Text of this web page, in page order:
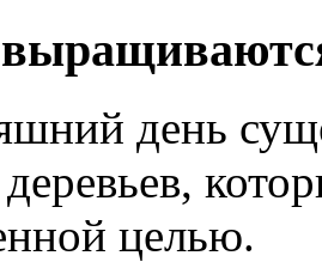
день
целью.